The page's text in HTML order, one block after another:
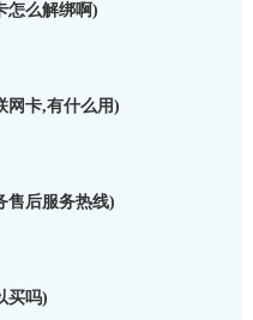
怎么解绑啊)
网卡,有什么用)
售后服务热线)
买吗)